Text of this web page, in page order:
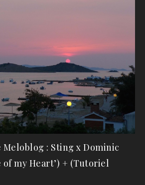
: Sting x Dominic
of my Heart’) + (Tutoriel